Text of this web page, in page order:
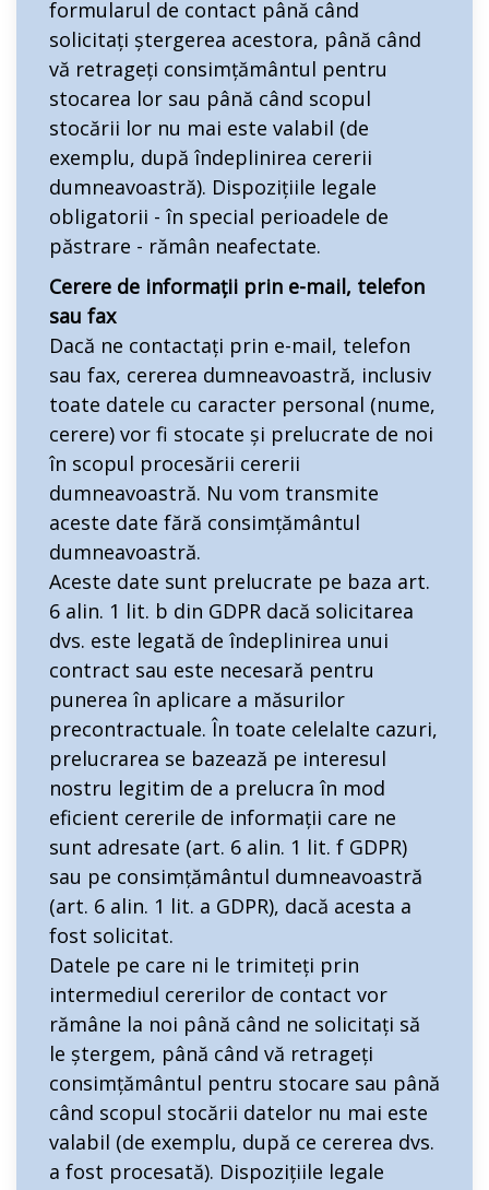
formularul de contact până când
solicitați ștergerea acestora, până când
vă retrageți consimțământul pentru
stocarea lor sau până când scopul
stocării lor nu mai este valabil (de
exemplu, după îndeplinirea cererii
dumneavoastră). Dispozițiile legale
obligatorii - în special perioadele de
păstrare - rămân neafectate.
Cerere de informații prin e-mail, telefon
sau fax
Dacă ne contactați prin e-mail, telefon
sau fax, cererea dumneavoastră, inclusiv
toate datele cu caracter personal (nume,
cerere) vor fi stocate și prelucrate de noi
în scopul procesării cererii
dumneavoastră. Nu vom transmite
aceste date fără consimțământul
dumneavoastră.
Aceste date sunt prelucrate pe baza art.
6 alin. 1 lit. b din GDPR dacă solicitarea
dvs. este legată de îndeplinirea unui
contract sau este necesară pentru
punerea în aplicare a măsurilor
precontractuale. În toate celelalte cazuri,
prelucrarea se bazează pe interesul
nostru legitim de a prelucra în mod
eficient cererile de informații care ne
sunt adresate (art. 6 alin. 1 lit. f GDPR)
sau pe consimțământul dumneavoastră
(art. 6 alin. 1 lit. a GDPR), dacă acesta a
fost solicitat.
Datele pe care ni le trimiteți prin
intermediul cererilor de contact vor
rămâne la noi până când ne solicitați să
le ștergem, până când vă retrageți
consimțământul pentru stocare sau până
când scopul stocării datelor nu mai este
valabil (de exemplu, după ce cererea dvs.
a fost procesată). Dispozițiile legale